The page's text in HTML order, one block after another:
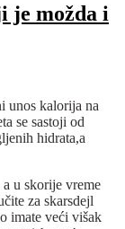
je možda i
unos kalorija na
se sastoji od
hidrata,a
u skorije vreme
za skarsdejl
imate veći višak